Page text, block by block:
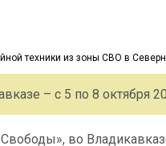
– с 5 по 8 октября
во